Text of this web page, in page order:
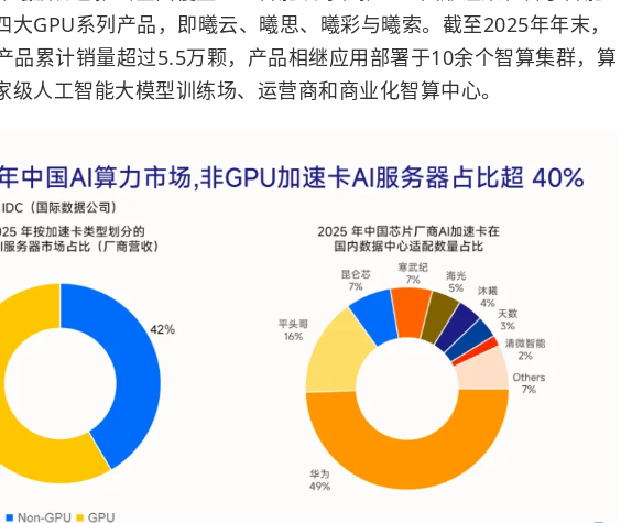
大GPU系列产品，即曦云、曦思、曦彩与曦索。截至2025年年末，
品累计销量超过5.5万颗，产品相继应用部署于10余个智算集群，算
级人工智能大模型训练场、运营商和商业化智算中心。